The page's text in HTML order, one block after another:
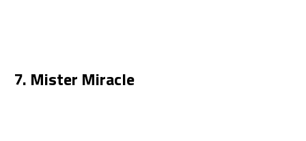
7. Mister Miracle